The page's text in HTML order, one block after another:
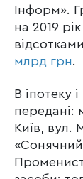
Інформ».
на 2019
млрд грн.
В іпотеку
передані:
Київ, вул.